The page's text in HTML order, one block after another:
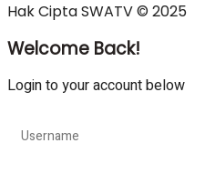
Hak Cipta SWATV © 2025
Welcome Back!
Login to your account below